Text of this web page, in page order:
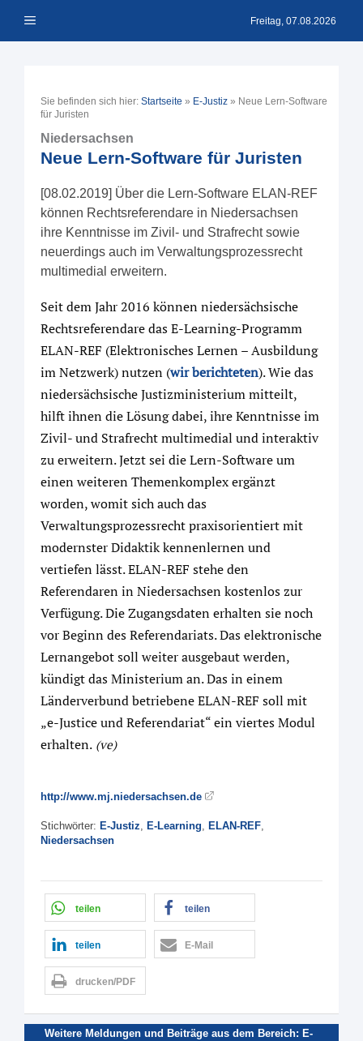
Inhalt Menü Freitag, 07.08.2026
Sie befinden sich hier: Startseite » E-Justiz » Neue Lern-Software
für Juristen
Niedersachsen
Neue Lern-Software für Juristen
[08.02.2019] Über die Lern-Software ELAN-REF
können Rechtsreferendare in Niedersachsen
ihre Kenntnisse im Zivil- und Strafrecht sowie
neuerdings auch im Verwaltungsprozessrecht
multimedial erweitern.
Seit dem Jahr 2016 können niedersächsische
Rechtsreferendare das E-Learning-Programm
ELAN-REF (Elektronisches Lernen – Ausbildung
im Netzwerk) nutzen (wir berichteten). Wie das
niedersächsische Justizministerium mitteilt,
hilft ihnen die Lösung dabei, ihre Kenntnisse im
Zivil- und Strafrecht multimedial und interaktiv
zu erweitern. Jetzt sei die Lern-Software um
einen weiteren Themenkomplex ergänzt
worden, womit sich auch das
Verwaltungsprozessrecht praxisorientiert mit
modernster Didaktik kennenlernen und
vertiefen lässt. ELAN-REF stehe den
Referendaren in Niedersachsen kostenlos zur
Verfügung. Die Zugangsdaten erhalten sie noch
vor Beginn des Referendariats. Das elektronische
Lernangebot soll weiter ausgebaut werden,
kündigt das Ministerium an. Das in einem
Länderverbund betriebene ELAN-REF soll mit
„e-Justice und Referendariat“ ein viertes Modul
erhalten. (ve)
http://www.mj.niedersachsen.de
Stichwörter: E-Justiz, E-Learning, ELAN-REF,
Niedersachsen
teilen teilen
teilen E-Mail
drucken/PDF
Weitere Meldungen und Beiträge aus dem Bereich: E-